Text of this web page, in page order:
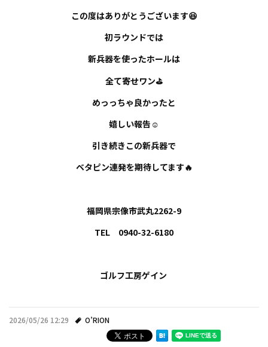
この度はありがとうございます😆
初ラウンドでは
新兵器を使ったホールは
全て寄せワン⛳️
めっっちゃ良かったと
嬉しい報告☺️
引き続きこの新兵器で
ベタピン連発を期待してます🔥
福岡県宗像市武丸2262-9
TEL 0940-32-6180
ゴルフ工房ゲイン
2026/05/26 12:29 O’RION